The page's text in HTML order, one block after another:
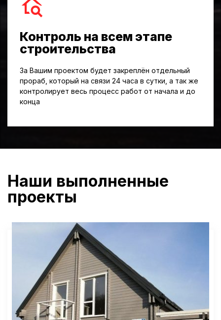
Контроль на всем этапе
строительства
За Вашим проектом будет закреплён отдельный
прораб, который на связи 24 часа в сутки, а так же
контролирует весь процесс работ от начала и до
конца
Наши выполненные
проекты